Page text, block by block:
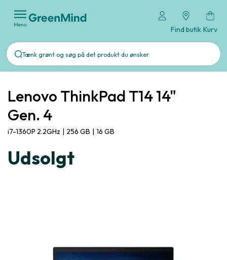
Menu
Find butik Kurv
Lenovo ThinkPad T14 14"
Gen. 4
i7-1360P 2.2GHz | 256 GB | 16 GB
Udsolgt